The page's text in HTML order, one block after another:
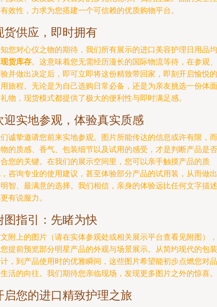
效性，力求为您搭建一个可信赖的优质购物平台。
货供应，即时拥有
您对心仪之物的期待，我们所有展示的进口美容护理日用品均
现货库存。这意味着您无需经历漫长的国际物流等待，在参观、
并做出决定后，即可立即将这份精致带回家，即刻开启愉悦的
旅程。无论是为自己选购日常必备，还是为亲友挑选一份体面
物，现货模式都提供了极大的便利性与即时满足感。
迎实地参观，体验真实质感
诚挚邀请您前来实地参观。图片所能传达的信息或许有限，而
的质感、香气、包装细节以及试用的感受，才是判断产品是否
您的关键。在我们的展示空间里，您可以亲手触摸产品的质
咨询专业的使用建议，甚至体验部分产品的试用装，从而做出
智、最满意的选择。我们相信，亲身的体验远比任何文字描述
有说服力。
图指引：先睹为快
附上的图片（请在实体参观处或相关展示平台查看见附图），
提前预览部分明星产品的外观与场景展示。从简约现代的包装
，到产品使用时的优雅瞬间，这些图片希望能初步点燃您对品
活的向往。我们期待您亲临现场，发现更多图片之外的惊喜。
启您的进口精致护理之旅